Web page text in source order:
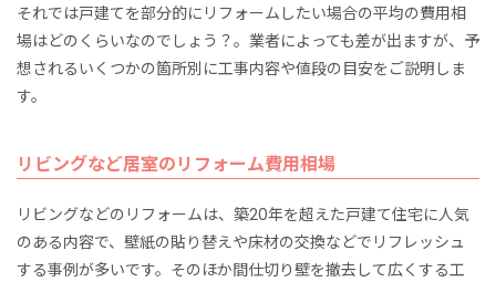
それでは戸建てを部分的にリフォームしたい場合の平均の費用相
場はどのくらいなのでしょう？。業者によっても差が出ますが、予
想されるいくつかの箇所別に工事内容や値段の目安をご説明しま
す。
リビングなど居室のリフォーム費用相場
リビングなどのリフォームは、築20年を超えた戸建て住宅に人気
のある内容で、壁紙の貼り替えや床材の交換などでリフレッシュ
する事例が多いです。そのほか間仕切り壁を撤去して広くする工